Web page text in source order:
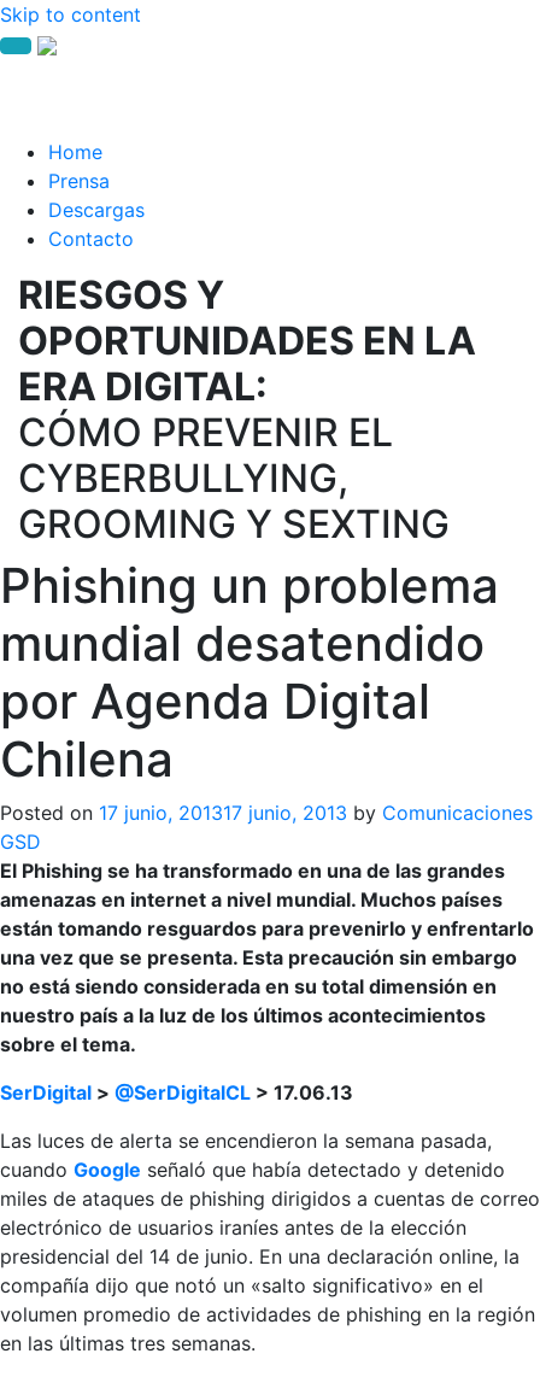
Skip to content
Home
Prensa
Descargas
Contacto
RIESGOS Y
OPORTUNIDADES EN LA
ERA DIGITAL:
CÓMO PREVENIR EL
CYBERBULLYING,
GROOMING Y SEXTING
Phishing un problema
mundial desatendido
por Agenda Digital
Chilena
Posted on 17 junio, 201317 junio, 2013 by Comunicaciones
GSD
El Phishing se ha transformado en una de las grandes
amenazas en internet a nivel mundial. Muchos países
están tomando resguardos para prevenirlo y enfrentarlo
una vez que se presenta. Esta precaución sin embargo
no está siendo considerada en su total dimensión en
nuestro país a la luz de los últimos acontecimientos
sobre el tema.
SerDigital > @SerDigitalCL > 17.06.13
Las luces de alerta se encendieron la semana pasada,
cuando Google señaló que había detectado y detenido
miles de ataques de phishing dirigidos a cuentas de correo
electrónico de usuarios iraníes antes de la elección
presidencial del 14 de junio. En una declaración online, la
compañía dijo que notó un «salto significativo» en el
volumen promedio de actividades de phishing en la región
en las últimas tres semanas.